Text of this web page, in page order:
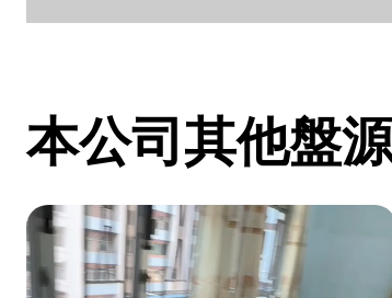
本公司其他盤